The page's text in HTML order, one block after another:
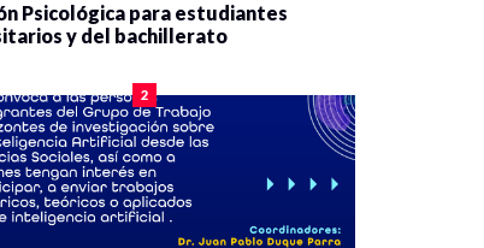
Psicológica para estudiantes
y del bachillerato
2